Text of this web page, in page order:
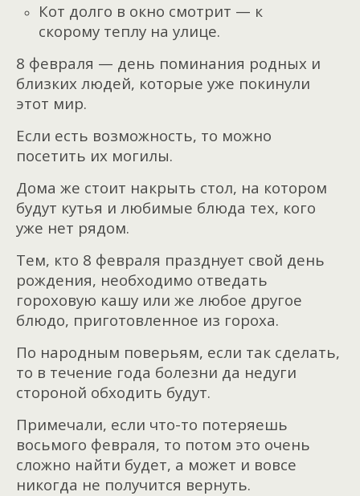
Кот долго в окно смотрит — к
скорому теплу на улице.
8 февраля — день поминания родных и
близких людей, которые уже покинули
этот мир.
Если есть возможность, то можно
посетить их могилы.
Дома же стоит накрыть стол, на котором
будут кутья и любимые блюда тех, кого
уже нет рядом.
Тем, кто 8 февраля празднует свой день
рождения, необходимо отведать
гороховую кашу или же любое другое
блюдо, приготовленное из гороха.
По народным поверьям, если так сделать,
то в течение года болезни да недуги
стороной обходить будут.
Примечали, если что-то потеряешь
восьмого февраля, то потом это очень
сложно найти будет, а может и вовсе
никогда не получится вернуть.